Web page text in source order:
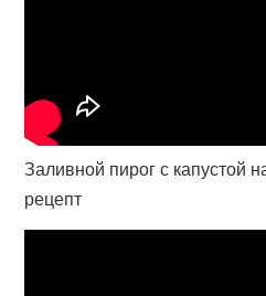
Заливной пирог с капустой
рецепт